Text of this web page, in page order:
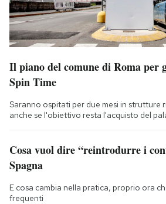
Il piano del comune di Roma per
Spin Time
Saranno ospitati per due mesi in strutture
anche se l'obiettivo resta l'acquisto del
Cosa vuol dire “reintrodurre i
Spagna
E cosa cambia nella pratica, proprio ora
frequenti